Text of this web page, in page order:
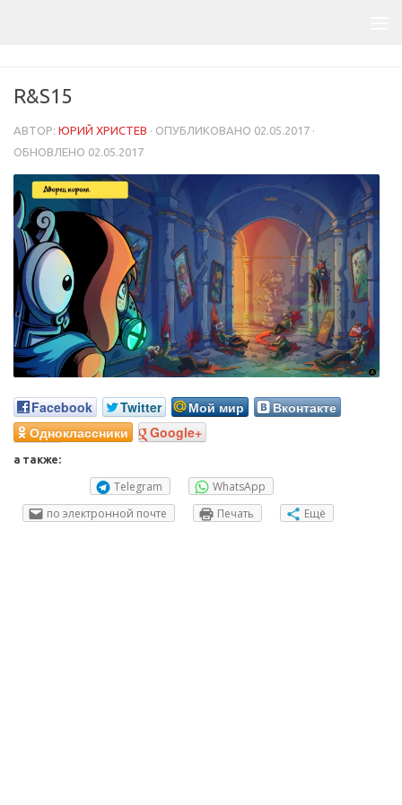
R&S15
АВТОР: ЮРИЙ ХРИСТЕВ · ОПУБЛИКОВАНО 02.05.2017 ·
ОБНОВЛЕНО 02.05.2017
Facebook Twitter Мой мир
Вконтакте
Одноклассники
Google+
а также:
Telegram
WhatsApp
по электронной почте
Печать Ещё